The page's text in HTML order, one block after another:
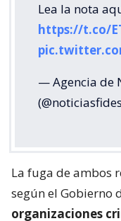
Lea la nota
https://t.co/
— Agencia de
La fuga de ambos
según el Gobierno
organizaciones